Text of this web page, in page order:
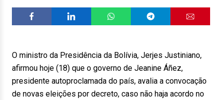
O ministro da Presidência da Bolívia, Jerjes Justiniano,
afirmou hoje (18) que o governo de Jeanine Áñez,
presidente autoproclamada do país, avalia a convocação
de novas eleições por decreto, caso não haja acordo no